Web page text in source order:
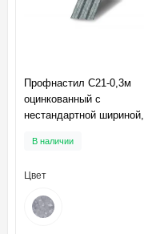
Профнастил C21-0,3м
оцинкованный с
нестандартной шириной,
В наличии
Цвет